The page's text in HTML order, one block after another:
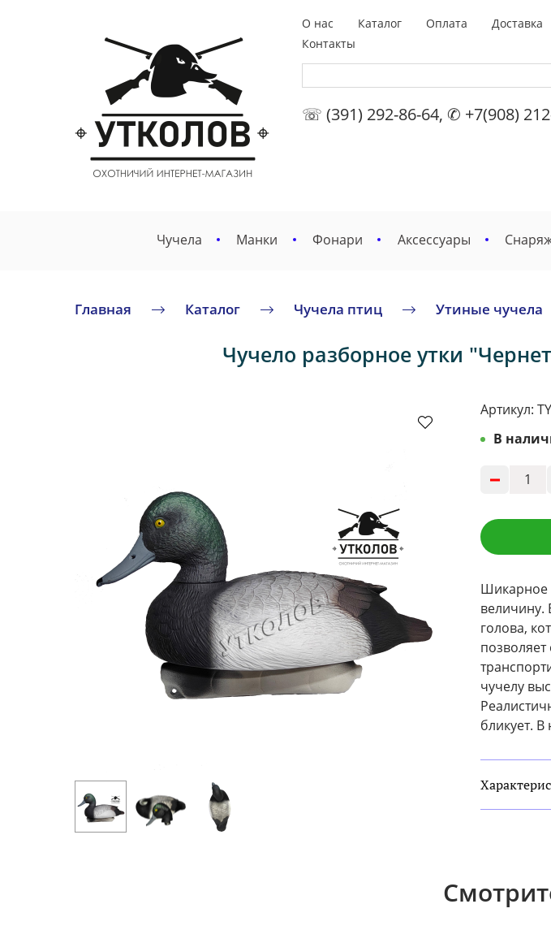
О нас Каталог Оплата Доставка
Контакты
☏ (391) 292-86-64, ✆ +7(908)
Чучела Манки Фонари Аксессуары
Главная Каталог Чучела птиц Утиные чучела
Чучело разборное утки
Артикул:
В
Шикарное
величину.
голова,
чучелу
бликует.